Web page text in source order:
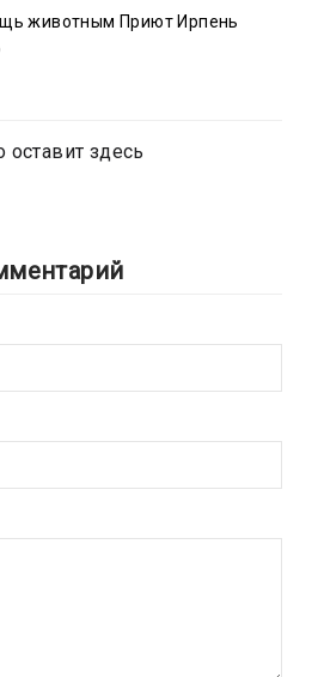
животным Приют Ирпень
здесь